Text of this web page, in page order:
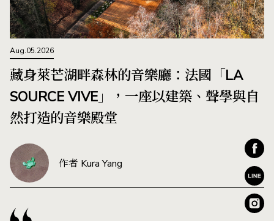
Aug.05.2026
藏身萊芒湖畔森林的音樂廳：法國「LA
SOURCE VIVE」，一座以建築、聲學與自
然打造的音樂殿堂
作者 Kura Yang